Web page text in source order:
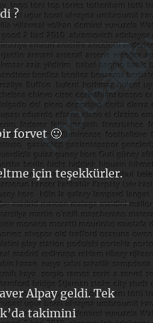
?
forvet 🙂
için teşekkürler.
Alpay geldi. Tek
takimini